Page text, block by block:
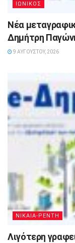
ΙΩΝΙΚΟΣ
Νέα
Δημήτρη
9 ΑΥΓΟΎΣΤΟΥ, 2026
ΝΙΚΑΙΑ-ΡΕΝΤΗ
Λιγότερη